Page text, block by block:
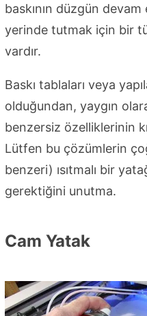
baskının düzgün devam
yerinde tutmak için bir
vardır.
Baskı tablaları veya
olduğundan, yaygın
benzersiz özelliklerinin
Lütfen bu çözümlerin
benzeri) ısıtmalı bir
gerektiğini unutma.
Cam Yatak